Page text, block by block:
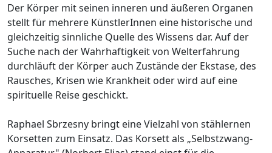
Der Körper mit seinen inneren und äußeren Organen
stellt für mehrere KünstlerInnen eine historische und
gleichzeitig sinnliche Quelle des Wissens dar. Auf der
Suche nach der Wahrhaftigkeit von Welterfahrung
durchläuft der Körper auch Zustände der Ekstase, des
Rausches, Krisen wie Krankheit oder wird auf eine
spirituelle Reise geschickt.
Raphael Sbrzesny bringt eine Vielzahl von stählernen
Korsetten zum Einsatz. Das Korsett als „Selbstzwang-